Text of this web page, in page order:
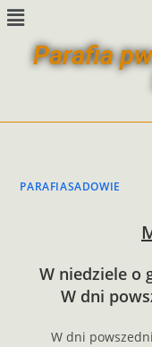
Parafia
PARAFIASADOWIE
W niedziele o
W dni
W dni